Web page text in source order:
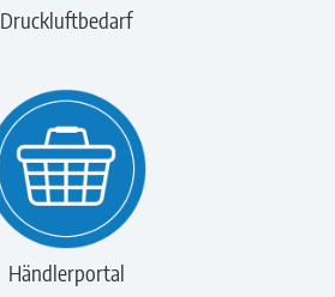
Druckluftbedarf
Händlerportal